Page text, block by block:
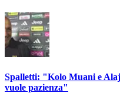
Spalletti: "Kolo Muani e
vuole pazienza"